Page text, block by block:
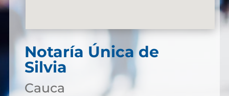
Notaría Única de
Silvia
Cauca